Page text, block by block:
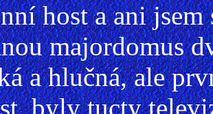
host a ani
majordomus
a hlučná, ale
byly tucty